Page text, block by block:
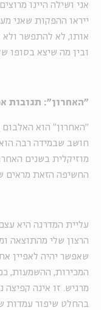
אני ושילה היינו
ייראו ההפקות שאני
אותו, לא להתפשר ולא
ובין מה שיצא בסופו
"האחרון": תגובות
"האחרון" הוא האלבום
חושב שבמידה רבה
מוזיקלית בשנים
החשיפה הזאת מראים
עליית המדרגה היא
הרצון שלי מהתוצאה
שאפשר יהיה לאפיין
המכירות, ההשמעות,
מרגיש. זו אינה קפיצה
בהחלט שיפור עמדות